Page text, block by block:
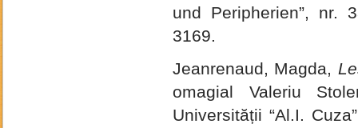
und Peripherien”, nr.
3169.
Jeanrenaud, Magda,
omagial Valeriu
Universității “Al.I.